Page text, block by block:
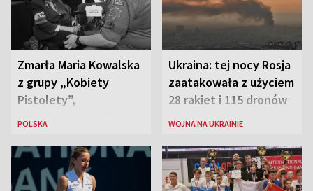
Zmarła Maria Kowalska
z grupy „Kobiety
Pistolety”,
sanitariuszka pułku
POLSKA
Ukraina: tej nocy Rosja
zaatakowała z użyciem
28 rakiet i 115 dronów
WOJNA NA UKRAINIE